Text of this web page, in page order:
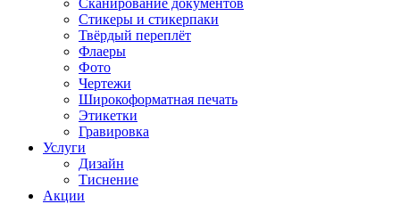
Сканирование документов
Стикеры и стикерпаки
Твёрдый переплёт
Флаеры
Фото
Чертежи
Широкоформатная печать
Этикетки
Гравировка
Услуги
Дизайн
Тиснение
Акции